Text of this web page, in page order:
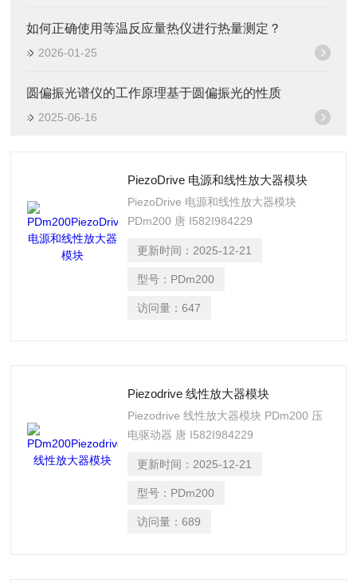
如何正确使用等温反应量热仪进行热量测定？
2026-01-25
圆偏振光谱仪的工作原理基于圆偏振光的性质
2025-06-16
PiezoDrive 电源和线性放大器模块
PiezoDrive 电源和线性放大器模块
PDm200 唐 I582I984229
更新时间： 2025-12-21
型号： PDm200
访问量：647
Piezodrive 线性放大器模块
Piezodrive 线性放大器模块 PDm200 压
电驱动器 唐 I582I984229
更新时间： 2025-12-21
型号： PDm200
访问量：689